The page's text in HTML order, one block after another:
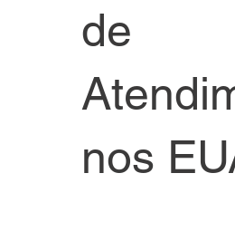
de
nos